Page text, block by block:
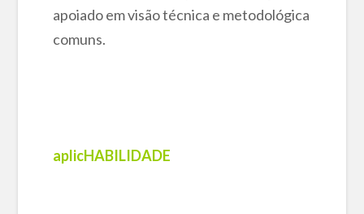
apoiado em visão técnica e metodológica
comuns.
aplicHABILIDADE